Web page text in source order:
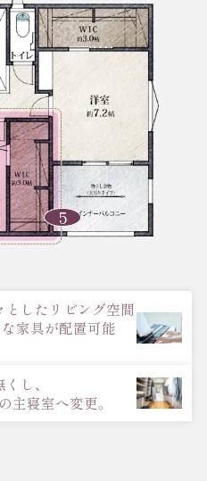
5
としたリビング空間
家具が配置可能
し、
主寝室へ変更。